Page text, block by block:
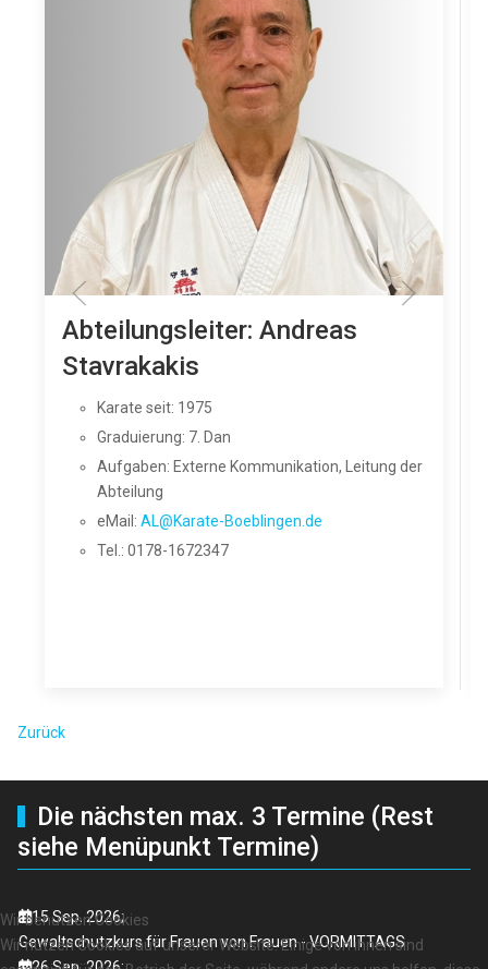
Abteilungsleiter: Andreas
Stavrakakis
Karate seit: 1975
Graduierung: 7. Dan
Aufgaben: Externe Kommunikation, Leitung der
Abteilung
eMail:AL@Karate-Boeblingen.de
Tel.: 0178-1672347
Zurück
Die nächsten max. 3 Termine (Rest
siehe Menüpunkt Termine)
15 Sep. 2026;
Gewaltschutzkurs für Frauen von Frauen - VORMITTAGS
Wir benutzen Cookies
Wir nutzen Cookies auf unserer Website. Einige von ihnen sind